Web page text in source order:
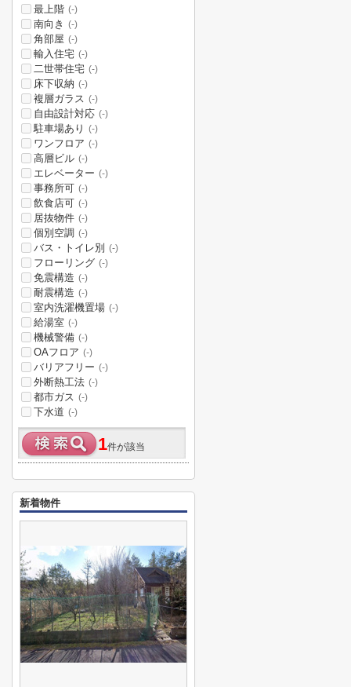
最上階 (-)
南向き (-)
角部屋 (-)
輸入住宅 (-)
二世帯住宅 (-)
床下収納 (-)
複層ガラス (-)
自由設計対応 (-)
駐車場あり (-)
ワンフロア (-)
高層ビル (-)
エレベーター (-)
事務所可 (-)
飲食店可 (-)
居抜物件 (-)
個別空調 (-)
バス・トイレ別 (-)
フローリング (-)
免震構造 (-)
耐震構造 (-)
室内洗濯機置場 (-)
給湯室 (-)
機械警備 (-)
OAフロア (-)
バリアフリー (-)
外断熱工法 (-)
都市ガス (-)
下水道 (-)
1件が該当
新着物件